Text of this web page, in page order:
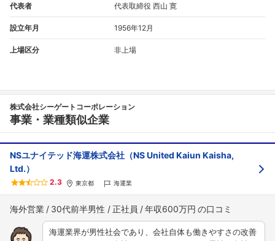
代表者 代表取締役 西山 寛
設立年月 1956年12月
上場区分 非上場
株式会社シーゲートコーポレーション
事業・業種類似企業
NSユナイテッド海運株式会社（NS United Kaiun Kaisha,
Ltd.）
2.3 東京都 海運業
海外営業 30代前半男性 正社員 年収600万円
海運業界が男性社会であり、会社自体も働きやすさの改善